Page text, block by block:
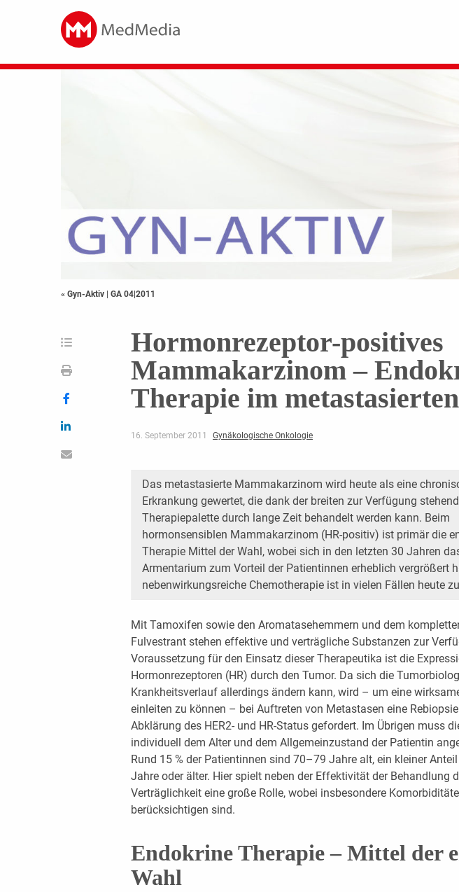
« Gyn-Aktiv | GA 04|2011
Hormonrezeptor-positives
Mammakarzinom –
Therapie im
16. September 2011 Gynäkologische Onkologie
Das metastasierte Mammakarzinom wird heute als eine
Erkrankung gewertet, die dank der breiten zur Verfügung
Therapiepalette durch lange Zeit behandelt werden kann. Beim
hormonsensiblen Mammakarzinom (HR-positiv) ist primär die
Therapie Mittel der Wahl, wobei sich in den letzten 30 Jahren
Armentarium zum Vorteil der Patientinnen erheblich vergrößert
nebenwirkungsreiche Chemotherapie ist in vielen Fällen heute
Mit Tamoxifen sowie den Aromatasehemmern und dem
Fulvestrant stehen effektive und verträgliche Substanzen zur
Voraussetzung für den Einsatz dieser Therapeutika ist die
Hormonrezeptoren (HR) durch den Tumor. Da sich die
Krankheitsverlauf allerdings ändern kann, wird – um eine
einleiten zu können – bei Auftreten von Metastasen eine
Abklärung des HER2- und HR-Status gefordert. Im Übrigen muss
individuell dem Alter und dem Allgemeinzustand der Patientin
Rund 15 % der Patientinnen sind 70–79 Jahre alt, ein kleiner
Jahre oder älter. Hier spielt neben der Effektivität der Behandlung
Verträglichkeit eine große Rolle, wobei insbesondere
berücksichtigen sind.
Endokrine Therapie – Mittel der
Wahl